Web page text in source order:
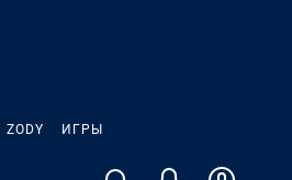
ZODY ИГРЫ